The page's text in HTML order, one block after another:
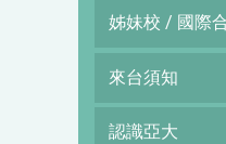
姊妹校 / 國際
來台須知
認識亞大